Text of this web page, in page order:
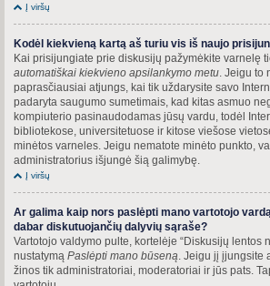
Į viršų
Kodėl kiekvieną kartą aš turiu vis iš naujo
Kai prisijungiate prie diskusijų pažymėkite varnelę
automatiškai kiekvieno apsilankymo metu . Jeigu
paprasčiausiai atjungs, kai tik uždarysite savo
padaryta saugumo sumetimais, kad kitas asmuo
kompiuterio pasinaudodamas jūsų vardu, todėl
bibliotekose, universitetuose ir kitose viešose
minėtos varneles. Jeigu nematote minėto punkto,
administratorius išjungė šią galimybę.
Į viršų
Ar galima kaip nors paslėpti mano vartotojo
dabar diskutuojančių dalyvių sąraše?
Vartotojo valdymo pulte, kortelėje “Diskusijų lentos
nustatymą Paslėpti mano būseną . Jeigu jį
žinos tik administratoriai, moderatoriai ir jūs pats.